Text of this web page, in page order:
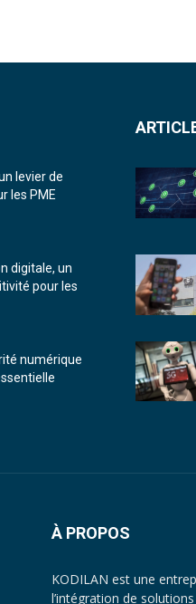
levier de
les PME
digitale, un
pour les
numérique
À PROPOS
KODILAN est une
l’intégration de